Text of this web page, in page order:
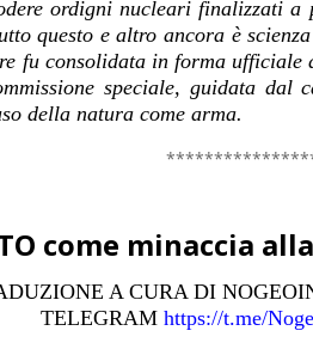
ordigni nucleari finalizzati
questo e altro ancora è
fu consolidata in forma ufficiale
speciale, guidata dal
della natura come arma.
come minaccia
A CURA DI
TELEGRAM https://t.me/